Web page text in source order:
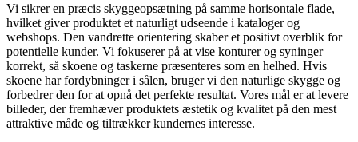
Vi sikrer en præcis skyggeopsætning på samme horisontale flade,
hvilket giver produktet et naturligt udseende i kataloger og
webshops. Den vandrette orientering skaber et positivt overblik for
potentielle kunder. Vi fokuserer på at vise konturer og syninger
korrekt, så skoene og taskerne præsenteres som en helhed. Hvis
skoene har fordybninger i sålen, bruger vi den naturlige skygge og
forbedrer den for at opnå det perfekte resultat. Vores mål er at levere
billeder, der fremhæver produktets æstetik og kvalitet på den mest
attraktive måde og tiltrækker kundernes interesse.